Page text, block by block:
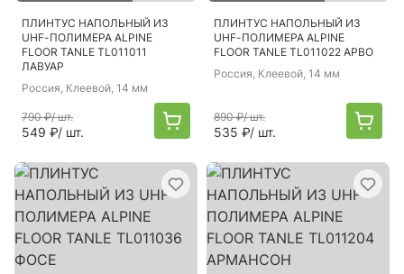
ПЛИНТУС НАПОЛЬНЫЙ ИЗ
UHF-ПОЛИМЕРА ALPINE
FLOOR TANLE TL011011
ЛАВУАР
Россия, Клеевой, 14 мм
790 ₽/ шт.
549 ₽/ шт.
ПЛИНТУС НАПОЛЬНЫЙ ИЗ
UHF-ПОЛИМЕРА ALPINE
FLOOR TANLE TL011022 АРВО
Россия, Клеевой, 14 мм
890 ₽/ шт.
535 ₽/ шт.